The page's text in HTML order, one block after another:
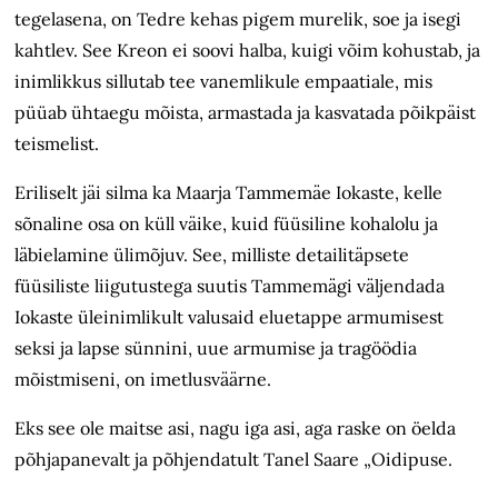
tegelasena, on Tedre kehas pigem murelik, soe ja isegi
kahtlev. See Kreon ei soovi halba, kuigi võim kohustab, ja
inimlikkus sillutab tee vanemlikule empaatiale, mis
püüab ühtaegu mõista, armastada ja kasvatada põikpäist
teismelist.
Eriliselt jäi silma ka Maarja Tammemäe Iokaste, kelle
sõnaline osa on küll väike, kuid füüsiline kohalolu ja
läbielamine ülimõjuv. See, milliste detailitäpsete
füüsiliste liigutustega suutis Tamme­mägi väljendada
Iokaste üleinimlikult valusaid eluetappe armumisest
seksi ja lapse sünnini, uue armumise ja tragöödia
mõistmiseni, on imetlusväärne.
Eks see ole maitse asi, nagu iga asi, aga raske on öelda
põhjapanevalt ja põhjendatult Tanel Saare „Oidipuse.